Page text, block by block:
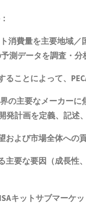
消費量を主要地域／
測データを調査・分
ことによって、
の主要なメーカーに
発計画を定義、記述
および市場全体への
主要な要因（成長性
キットサブマーケッ